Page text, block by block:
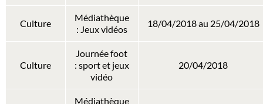
Culture
Médiathèque
: Jeux vidéos
18/04/2018 au 25/04/2018
Culture
Journée foot
: sport et jeux
vidéo
20/04/2018
Médiathèque